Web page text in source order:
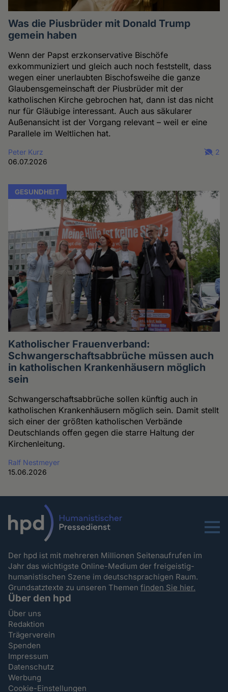
Was die Piusbrüder mit Donald Trump
gemein haben
Wenn der Papst erzkonservative Bischöfe
exkommuniziert und gleich auch noch feststellt, dass
wegen einer unerlaubten Bischofsweihe die ganze
Glaubensgemeinschaft der Piusbrüder mit der
katholischen Kirche gebrochen hat, dann ist das nicht
nur für Gläubige interessant. Auch aus säkularer
Außenansicht ist der Vorgang relevant – weil er eine
Parallele im Weltlichen hat.
Peter Kurz
06.07.2026
2
GESUNDHEIT
Katholischer Frauenverband:
Schwangerschaftsabbrüche müssen auch
in katholischen Krankenhäusern möglich
sein
Schwangerschaftsabbrüche sollen künftig auch in
katholischen Krankenhäusern möglich sein. Damit stellt
sich einer der größten katholischen Verbände
Deutschlands offen gegen die starre Haltung der
Kirchenleitung.
Ralf Nestmeyer
15.06.2026
Menu
Der hpd ist mit mehreren Millionen Seitenaufrufen im
Jahr das wichtigste Online-Medium der freigeistig-
humanistischen Szene im deutschsprachigen Raum.
Grundsatztexte zu unseren Themenfinden Sie hier.
Über den hpd
Über uns
Redaktion
Trägerverein
Spenden
Impressum
Datenschutz
Werbung
Cookie-Einstellungen